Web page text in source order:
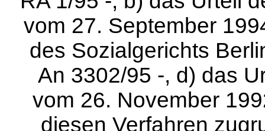
vom 27. September
des Sozialgerichts
An 3302/95 -, d) das
vom 26. November
diesen Verfahren